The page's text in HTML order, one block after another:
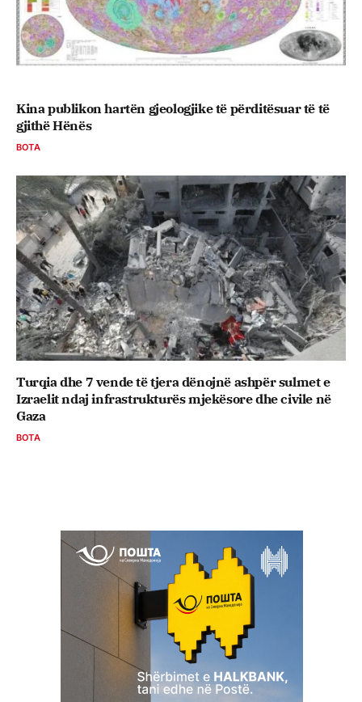
Kina publikon hartën gjeologjike të përditësuar të të
gjithë Hënës
BOTA
Turqia dhe 7 vende të tjera dënojnë ashpër sulmet e
Izraelit ndaj infrastrukturës mjekësore dhe civile në
Gaza
BOTA